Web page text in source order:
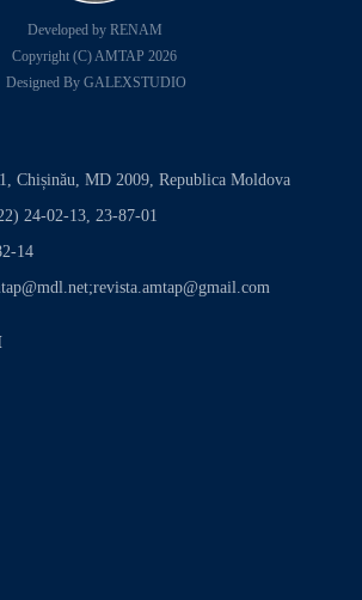
Developed by RENAM
Copyright (C) AMTAP 2026
Designed By GALEXSTUDIO
Chișinău, MD 2009, Republica Moldova
24-02-13, 23-87-01
14